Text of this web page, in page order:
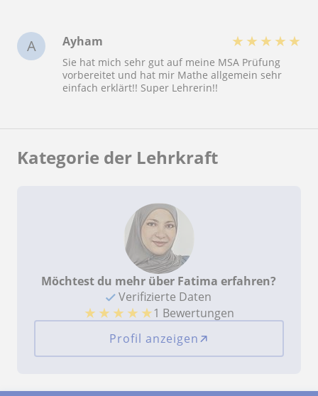
A Ayham ★ ★ ★ ★ ★
Sie hat mich sehr gut auf meine MSA Prüfung
vorbereitet und hat mir Mathe allgemein sehr
einfach erklärt!! Super Lehrerin!!
Kategorie der Lehrkraft
Möchtest du mehr über Fatima erfahren?
Verifizierte Daten
★ ★ ★ ★ ★1 Bewertungen
Profil anzeigen